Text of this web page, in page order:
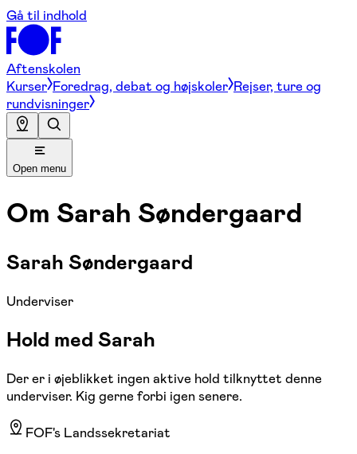
Gå til indhold
Aftenskolen
Kurser Foredrag, debat og højskoler Rejser, ture og
rundvisninger
Open menu
Om Sarah Søndergaard
Sarah Søndergaard
Underviser
Hold med Sarah
Der er i øjeblikket ingen aktive hold tilknyttet denne
underviser. Kig gerne forbi igen senere.
FOF's Landssekretariat